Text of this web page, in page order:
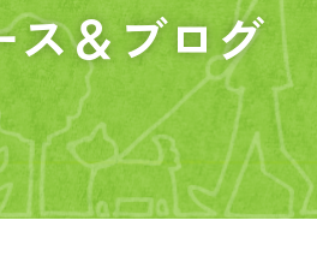
ス＆ブログ